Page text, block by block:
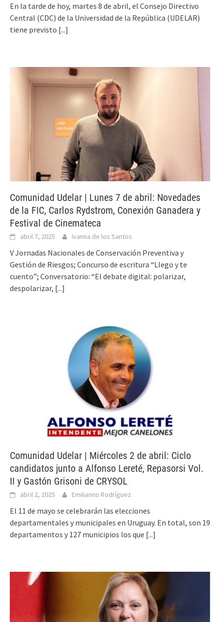
En la tarde de hoy, martes 8 de abril, el Consejo Directivo
Central (CDC) de la Universidad de la República (UDELAR)
tiene previsto [...]
Comunidad Udelar | Lunes 7 de abril: Novedades
de la FIC, Carlos Rydstrom, Conexión Ganadera y
Festival de Cinemateca
abril 7, 2025 Ivanna de los Santos
V Jornadas Nacionales de Conservación Preventiva y
Gestión de Riesgos; Concurso de escritura “Llego y te
cuento”; Conversatorio: “El debate digital: polarizar,
despolarizar, [...]
Comunidad Udelar | Miércoles 2 de abril: Ciclo
candidatos junto a Alfonso Lereté, Repasorsi Vol.
II y Gastón Grisoni de CRYSOL
abril 2, 2025 Emilianno Rodríguez
El 11 de mayo se celebrarán las elecciones
departamentales y municipales en Uruguay. En total, son 19
departamentos y 127 municipios los que [...]